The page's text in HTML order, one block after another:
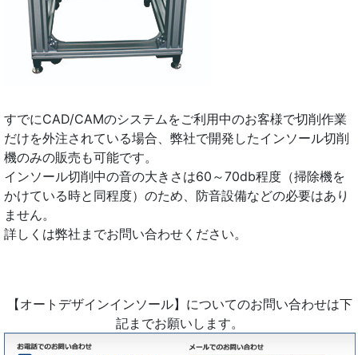
すでにCAD/CAMのシステムをご利用中のお客様で切削作業
だけを外注されている場合、弊社で開発したインソール切削
機のみの販売も可能です。
インソール切削中の音の大きさは60～70db程度（掃除機を
かけている時と同程度）のため、防音設備などの必要はあり
ません。
詳しくは弊社までお問い合わせください。
【オートデザインインソール】についてのお問い合わせは下
記までお願いします。